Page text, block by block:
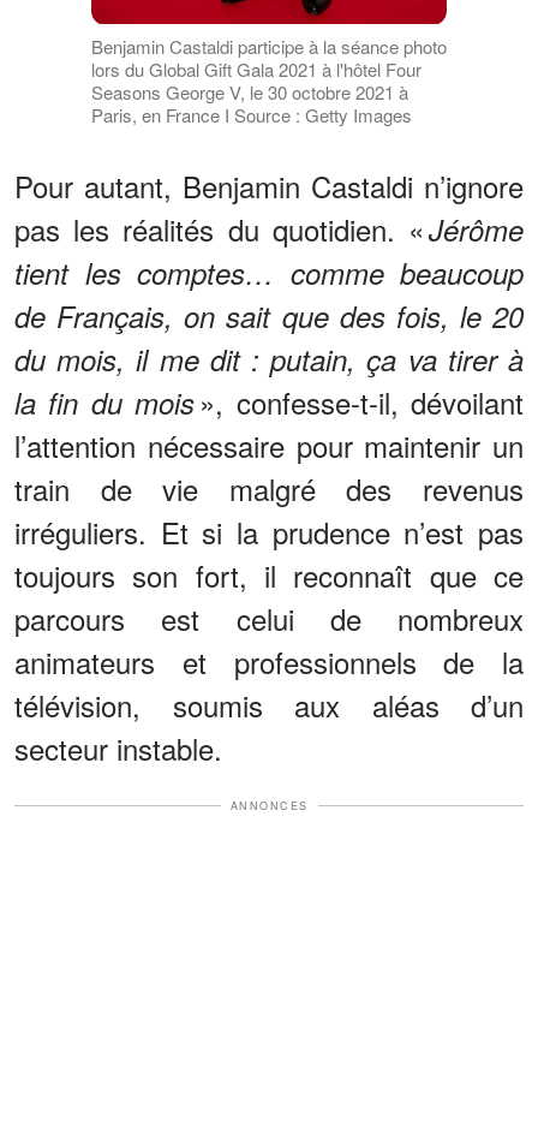
Benjamin Castaldi participe à la séance photo
lors du Global Gift Gala 2021 à l'hôtel Four
Seasons George V, le 30 octobre 2021 à
Paris, en France I Source : Getty Images
Pour autant, Benjamin Castaldi n’ignore
pas les réalités du quotidien. «Jérôme
tient les comptes… comme beaucoup
de Français, on sait que des fois, le 20
du mois, il me dit : putain, ça va tirer à
la fin du mois», confesse-t-il, dévoilant
l’attention nécessaire pour maintenir un
train de vie malgré des revenus
irréguliers. Et si la prudence n’est pas
toujours son fort, il reconnaît que ce
parcours est celui de nombreux
animateurs et professionnels de la
télévision, soumis aux aléas d’un
secteur instable.
ANNONCES